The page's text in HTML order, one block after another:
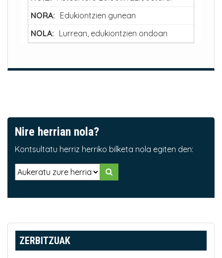
Edukiontzien gunean
Lurrean, edukiontzien ondoan
Nire herrian nola?
Kontsultatu herriz herriko bilketa nola egiten den:
ZERBITZUAK